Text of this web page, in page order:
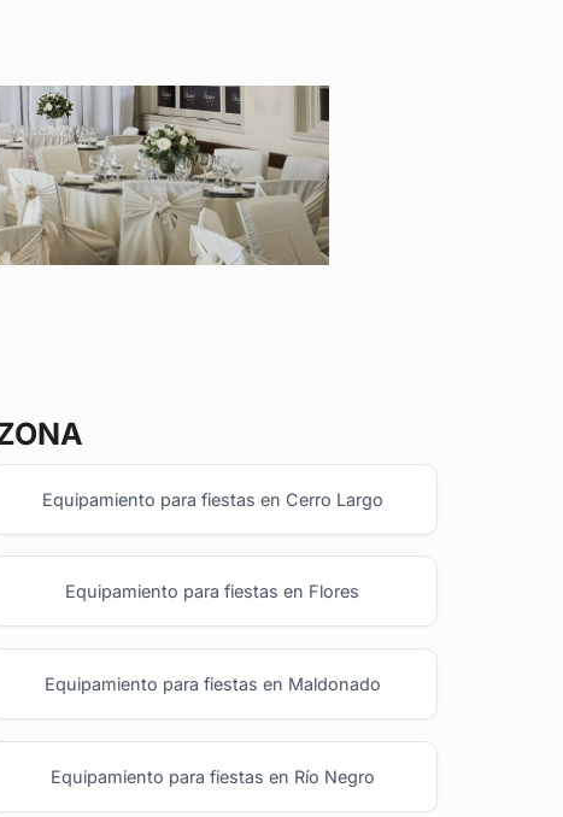
Equipamiento para fiestas en Cerro Largo
Equipamiento para fiestas en Flores
Equipamiento para fiestas en Maldonado
Equipamiento para fiestas en Río Negro